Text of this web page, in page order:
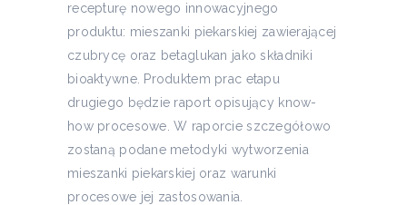
recepturę nowego innowacyjnego
produktu: mieszanki piekarskiej zawierającej
czubrycę oraz betaglukan jako składniki
bioaktywne. Produktem prac etapu
drugiego będzie raport opisujący know-
how procesowe. W raporcie szczegółowo
zostaną podane metodyki wytworzenia
mieszanki piekarskiej oraz warunki
procesowe jej zastosowania.